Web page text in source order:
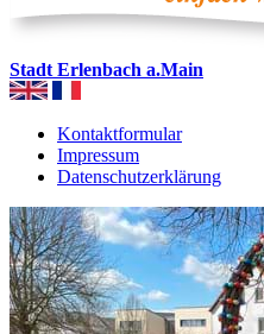
Stadt Erlenbach a.Main
Kontaktformular
Impressum
Datenschutzerklärung